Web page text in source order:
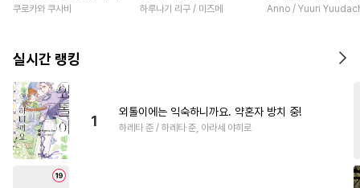
선지 저만 바라봅니다 [단행
쿠로카와 쿠사비 하루나기 리구 / 미즈메
얀데레로 돌변했습
Anno / Yuuri
실시간 랭킹
1
외톨이에는 익숙하니까요. 약혼자 방치 중!
하레타 준 / 하레타 준, 아라세 야히로